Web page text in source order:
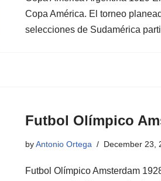
Copa América. El torneo
selecciones de Sudamérica
Futbol Olímpico
byAntonio Ortega December 23,
Futbol Olímpico Amsterdam